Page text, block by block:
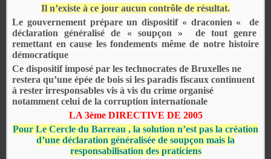
Il n’existe à ce jour aucun contrôle de résultat.
Le gouvernement prépare un dispositif « draconien « de
déclaration généralisé de « soupçon »
de tout genre
remettant en cause les fondements même de notre histoire
démocratique
Ce dispositif imposé par les technocrates de Bruxelles ne
restera qu’une épée de bois si les paradis fiscaux continuent
à rester irresponsables vis à vis du crime organisé
notamment celui de la corruption internationale
LA 3ème DIRECTIVE DE 2005
Pour Le Cercle du Barreau , la solution n’est pas la création
d’une déclaration généralisée de soupçon mais la
responsabilisation des praticiens